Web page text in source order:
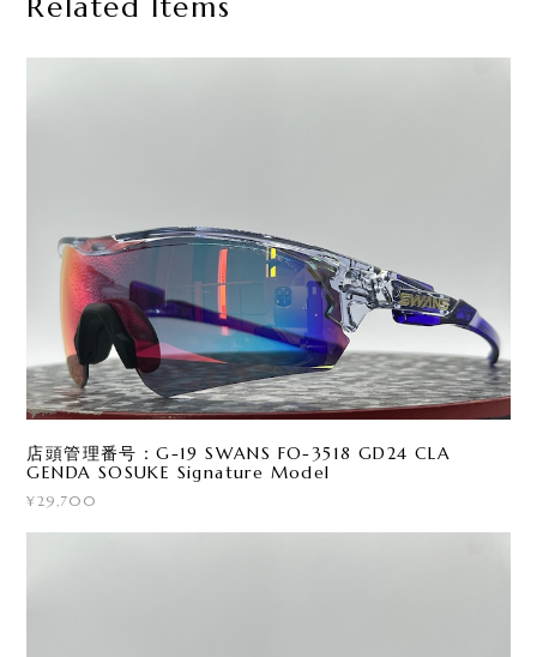
店頭管理番号：G-19 SWANS FO-3518 GD24 CLA
GENDA SOSUKE Signature Model
¥29,700